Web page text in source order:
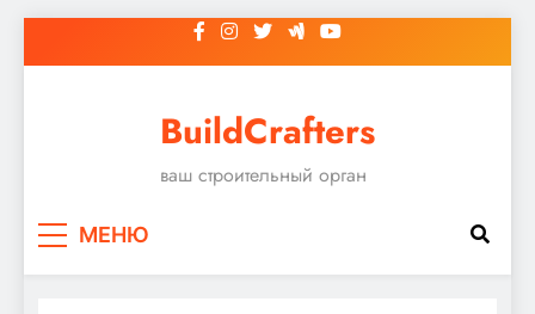
к
BuildCrafters
ваш строительный орган
МЕНЮ